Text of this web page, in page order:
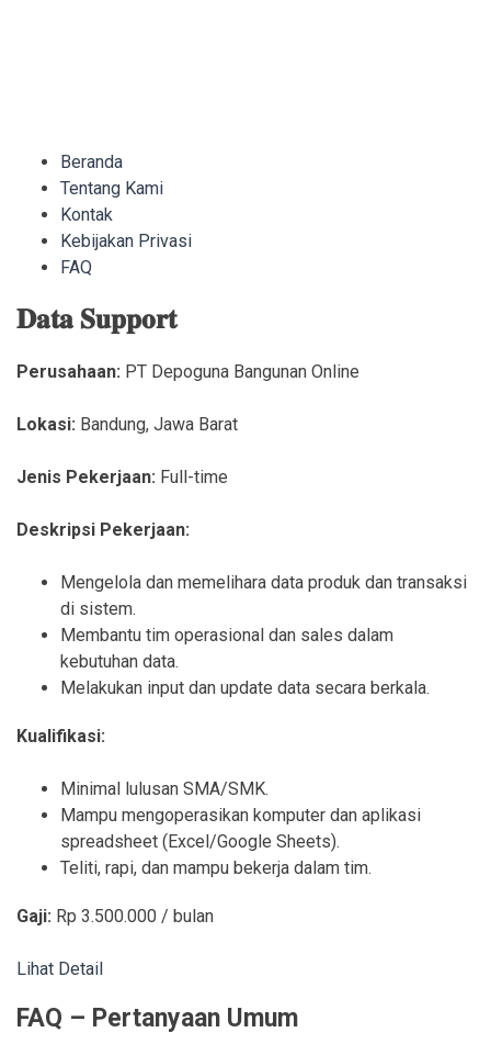
Beranda
Tentang Kami
Kontak
Kebijakan Privasi
FAQ
𝐃𝐚𝐭𝐚 𝐒𝐮𝐩𝐩𝐨𝐫𝐭
Perusahaan: PT Depoguna Bangunan Online
Lokasi: Bandung, Jawa Barat
Jenis Pekerjaan: Full-time
Deskripsi Pekerjaan:
Mengelola dan memelihara data produk dan transaksi
di sistem.
Membantu tim operasional dan sales dalam
kebutuhan data.
Melakukan input dan update data secara berkala.
Kualifikasi:
Minimal lulusan SMA/SMK.
Mampu mengoperasikan komputer dan aplikasi
spreadsheet (Excel/Google Sheets).
Teliti, rapi, dan mampu bekerja dalam tim.
Gaji: Rp 3.500.000 / bulan
Lihat Detail
FAQ – Pertanyaan Umum